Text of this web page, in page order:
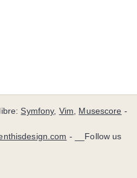
Symfony, Vim, Musescore -
- __Follow us